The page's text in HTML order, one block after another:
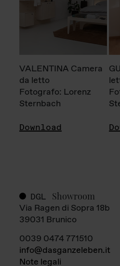
VALENTINA Camera
da letto
Fotografo: Lorenz
Sternbach
Download
DGL Showroom
Via Ragen di Sopra 18b
39031 Brunico
0039 0474 771510
info@dasganzeleben.it
Note legali